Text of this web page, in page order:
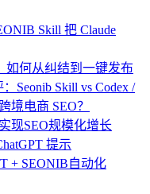
Skill 把 Claude
如何从纠结到一键发布
Seonib Skill vs Codex /
境电商 SEO？
现SEO规模化增长
提示
+ SEONIB自动化